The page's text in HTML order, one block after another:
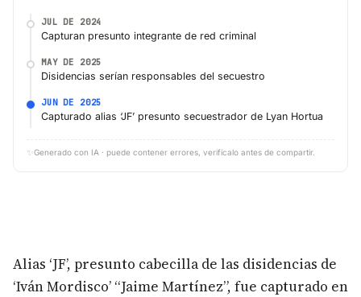
JUL DE 2024
Capturan presunto integrante de red criminal
MAY DE 2025
Disidencias serían responsables del secuestro
JUN DE 2025
Capturado alias ‘JF’ presunto secuestrador de Lyan Hortua
✨ Generado con IA · puede contener errores, verifícalo antes de compartir.
Alias ‘JF’, presunto cabecilla de las disidencias de
‘Iván Mordisco’ “Jaime Martínez”, fue capturado en